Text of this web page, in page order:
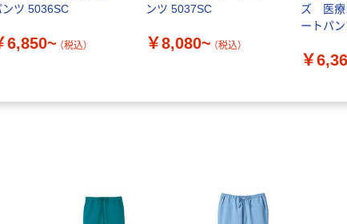
ンツ 5036SC
6,850~ （税込）
ンツ 5037SC
￥8,080~ （税込）
ズ 医
ートパ
￥